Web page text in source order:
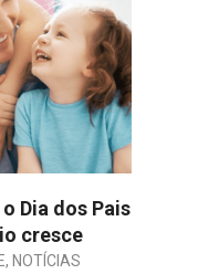
Dia dos Pais
cresce
, NOTÍCIAS